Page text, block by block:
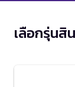
เลือกรุ่นสิ